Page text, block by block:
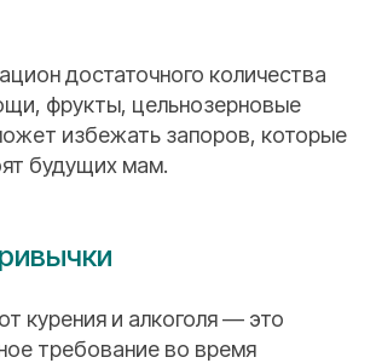
достаточного количества
фрукты, цельнозерновые
избежать запоров, которые
будущих мам.
курения и алкоголя — это
требование во время